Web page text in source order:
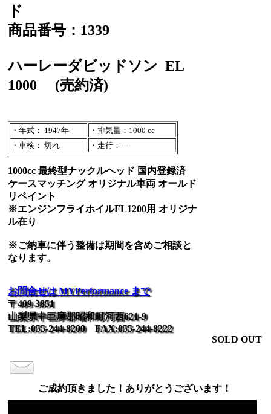
ド
商品番号：1339
ハーレーダビッドソン EL
1000
(売約済)
・年式： 1947年
・排気量：1000 cc
・車検： 切れ
・走行：----
1000cc 最終型ナックルヘッド 国内登録済
ケースマッチング オリジナル車両 オールド
リペイント
※エンジンフライホイルFL1200用 オリジナ
ル在り
※ご納車に伴う整備は期間を含めご相談と
なります。
お問合せは MYPerformance まで
〒409-3851
山梨県中巨摩郡昭和町河西621-9
TEL:055-244-8200 FAX:055-244-8222
SOLD OUT
ご成約頂きました！ありがとうございます！